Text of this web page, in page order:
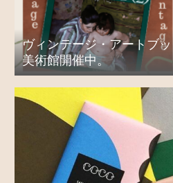
ヴィンテージ・アートブ
美術館開催中。